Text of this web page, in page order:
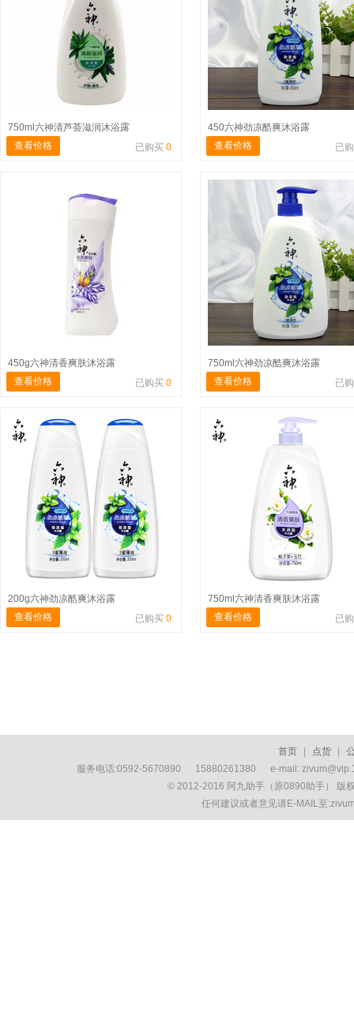
750ml六神清芦荟滋润沐浴露
查看价格
已购买 0
450六神劲凉酷爽沐浴露
查看价格
已
450g六神清香爽肤沐浴露
查看价格
已购买 0
750ml六神劲凉酷爽沐浴露
查看价格
已
200g六神劲凉酷爽沐浴露
查看价格
已购买 0
750ml六神清香爽肤沐浴露
查看价格
已
首页 点货
服务电话:0592-5670890 15880261380 e-mail:
© 2012-2016 阿九助手（原0890助手） 版
任何建议或者意见请E-MAIL至